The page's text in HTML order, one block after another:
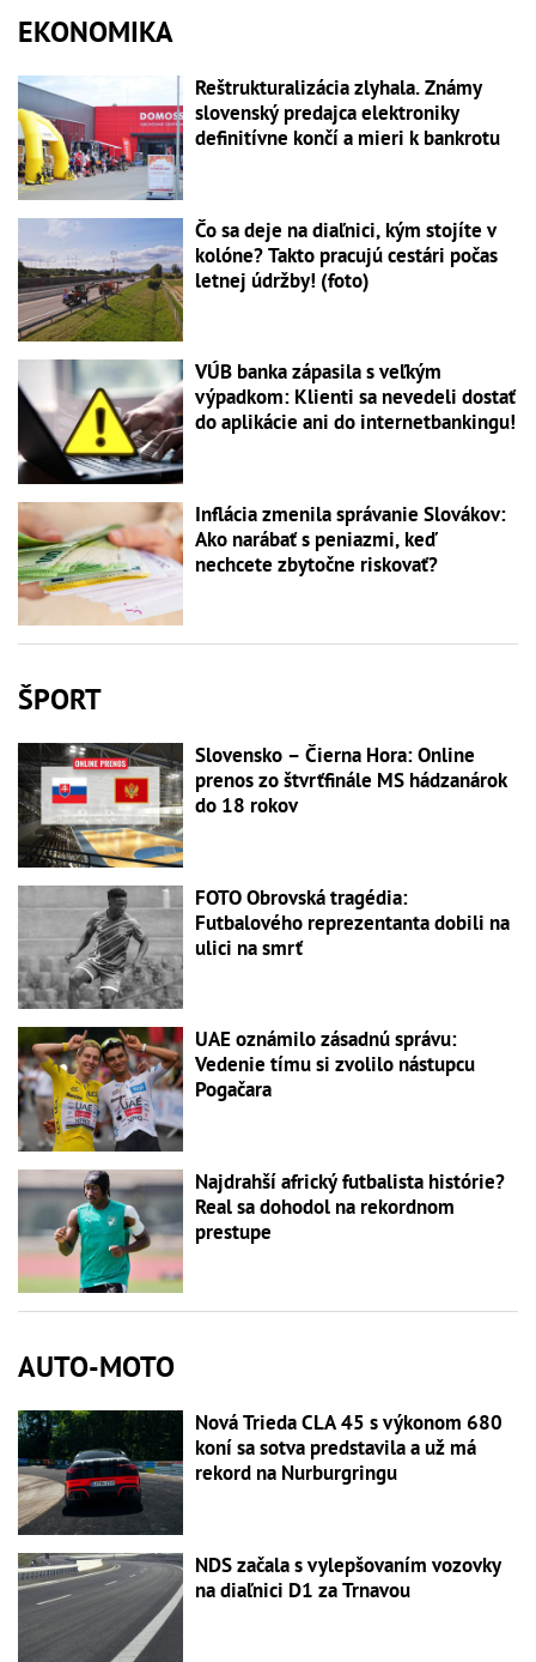
EKONOMIKA
Reštrukturalizácia zlyhala. Známy
slovenský predajca elektroniky
definitívne končí a mieri k bankrotu
Čo sa deje na diaľnici, kým stojíte v
kolóne? Takto pracujú cestári počas
letnej údržby! (foto)
VÚB banka zápasila s veľkým
výpadkom: Klienti sa nevedeli dostať
do aplikácie ani do internetbankingu!
Inflácia zmenila správanie Slovákov:
Ako narábať s peniazmi, keď
nechcete zbytočne riskovať?
ŠPORT
Slovensko – Čierna Hora: Online
prenos zo štvrťfinále MS hádzanárok
do 18 rokov
FOTO Obrovská tragédia:
Futbalového reprezentanta dobili na
ulici na smrť
UAE oznámilo zásadnú správu:
Vedenie tímu si zvolilo nástupcu
Pogačara
Najdrahší africký futbalista histórie?
Real sa dohodol na rekordnom
prestupe
AUTO-MOTO
Nová Trieda CLA 45 s výkonom 680
koní sa sotva predstavila a už má
rekord na Nurburgringu
NDS začala s vylepšovaním vozovky
na diaľnici D1 za Trnavou